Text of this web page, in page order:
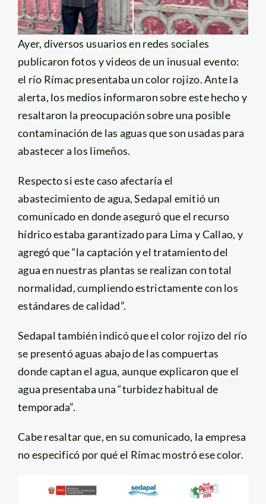
Ayer, diversos usuarios en redes sociales
publicaron fotos y videos de un inusual evento:
el río Rímac presentaba un color rojizo. Ante la
alerta, los medios informaron sobre este hecho y
resaltaron la preocupación sobre una posible
contaminación de las aguas que son usadas para
abastecer a los limeños.
Respecto si este caso afectaría el
abastecimiento de agua, Sedapal emitió un
comunicado en donde aseguró que el recurso
hídrico estaba garantizado para Lima y Callao, y
agregó que “la captación y el tratamiento del
agua en nuestras plantas se realizan con total
normalidad, cumpliendo estrictamente con los
estándares de calidad”.
Sedapal también indicó que el color rojizo del río
se presentó aguas abajo de las compuertas
donde captan el agua, aunque explicaron que el
agua presentaba una “turbidez habitual de
temporada”.
Cabe resaltar que, en su comunicado, la empresa
no especificó por qué el Rímac mostró ese color.